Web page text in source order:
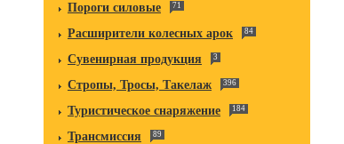
Пороги силовые 71
Расширители колесных арок 84
Сувенирная продукция 3
Стропы, Тросы, Такелаж 396
Туристическое снаряжение 184
Трансмиссия 89